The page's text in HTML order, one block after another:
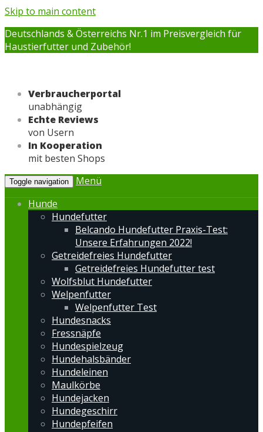
Skip to main content
Deutschlands & Österreichs Nr.1 im Preisvergleich für
Haustierfutter und Zubehör!
Verbraucherportal
unabhängig
Echte Reviews
von Usern
In Kooperation
mit besten Shops
Toggle navigation
Menü
Hunde
Hundefutter
Belcando Hundefutter Praxis-Test:
Unsere Erfahrungen 2022!
Getreidefreies Hundefutter
Getreidefreies Hundefutter test
Wolfsblut Hundefutter
Welpenfutter
Welpenfutter Test
Hundesnacks
Fressnäpfe
Hundespielzeug
Hundehalsbänder
Hundeleinen
Maulkörbe
Hundejacken
Hundegeschirr
Hundepfeifen